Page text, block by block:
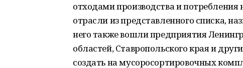
отходами производства и
отрасли из представленного списка,
него также вошли предприятия
областей, Ставропольского края и
создать на мусоросортировочных